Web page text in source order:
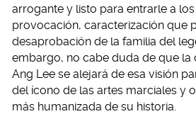
arrogante y listo para entrarle a
provocación, caracterización que
desaprobación de la familia del
embargo, no cabe duda de que la
Ang Lee se alejará de esa visión
del ícono de las artes marciales y
más humanizada de su historia.